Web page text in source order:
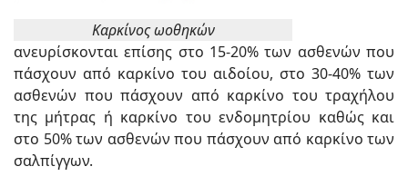
Καρκίνος ωοθηκών
ανευρίσκονται επίσης στο 15-20% των ασθενών που
πάσχουν από καρκίνο του αιδοίου, στο 30-40% των
ασθενών που πάσχουν από καρκίνο του τραχήλου
της μήτρας ή καρκίνο του ενδομητρίου καθώς και
στο 50% των ασθενών που πάσχουν από καρκίνο των
σαλπίγγων.